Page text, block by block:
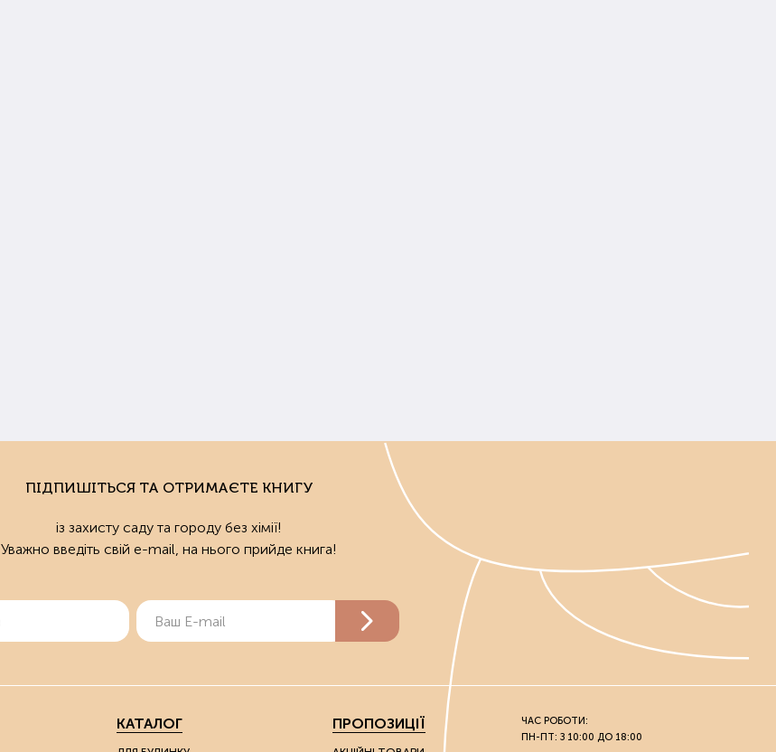
ПІДПИШІТЬСЯ ТА ОТРИМАЄТЕ КНИГУ
із захисту саду та городу без хімії!
Уважно введіть свій e-mail, на нього прийде книга!
КАТАЛОГ ПРОПОЗИЦІЇ
ЧАС РОБОТИ:
ПН-ПТ: З 10:00 ДО 18:00